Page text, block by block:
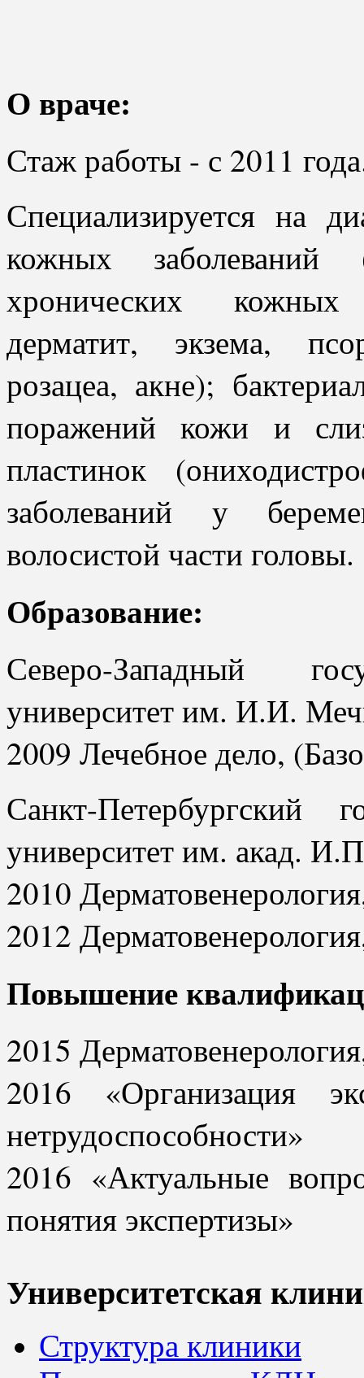
О враче:
Стаж работы - с 2011
Специализируется на
кожных заболеваний
хронических кожных
дерматит, экзема,
розацеа, акне);
поражений кожи и
пластинок
заболеваний у
волосистой части головы.
Образование:
Северо-Западный
университет им. И.И.
2009 Лечебное дело,
Санкт-Петербургский
университет им. акад.
2010
2012
Повышение
2015
2016 «Организация
нетрудоспособности»
2016 «Актуальные
понятия экспертизы»
Университетская
Структура клиники